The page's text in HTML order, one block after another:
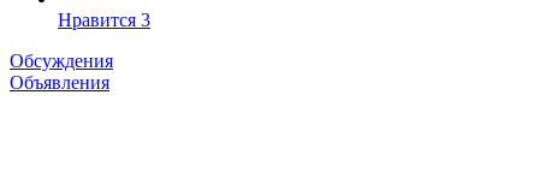
Нравится 3
Обсуждения
Объявления